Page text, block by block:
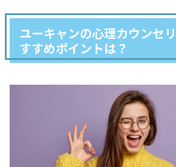
ユーキャンの心理カウンセ
すすめポイントは？